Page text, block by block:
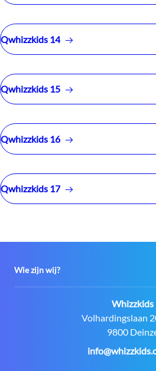
Qwhizzkids 14
Qwhizzkids 15
Qwhizzkids 16
Qwhizzkids 17
Wie zijn wij?
Contact:
Whizzkids
Adres:
Volhardingslaan
9800
E-